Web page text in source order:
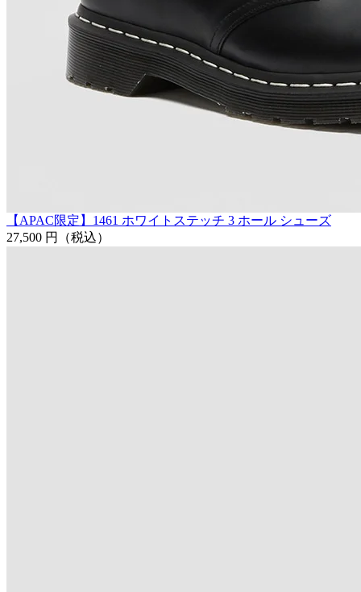
【APAC限定】1461 ホワイトステッチ 3 ホール シューズ
27,500 円
（税込）